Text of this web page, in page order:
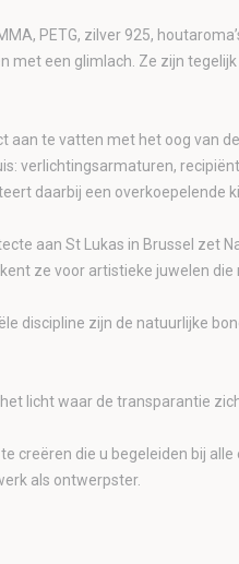
PETG, zilver 925,
met een glimlach. Ze zijn
aan te vatten met het oog van
verlichtingsarmaturen,
daarbij een overkoepelende
aan St Lukas in Brussel zet
ze voor artistieke juwelen die
discipline zijn de natuurlijke
licht waar de transparantie
creëren die u begeleiden bij
als ontwerpster.